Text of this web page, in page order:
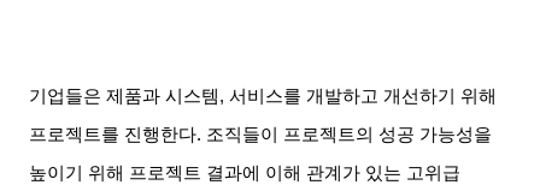
기업들은 제품과 시스템,서비스를 개발하고 개선하기 위해
프로젝트를 진행한다. 조직들이 프로젝트의 성공 가능성을
높이기 위해 프로젝트 결과에 이해 관계가 있는 고위급